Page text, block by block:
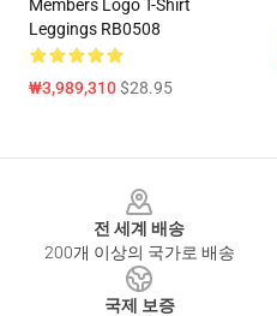
Members Logo T-Shirt
Leggings RB0508
₩3,989,310$28.95
전 세계 배송
200개 이상의 국가로 배송
국제 보증